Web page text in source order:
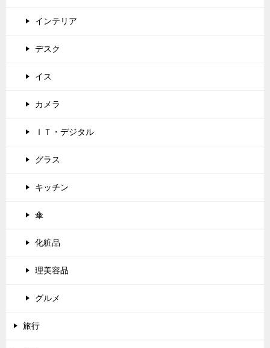
インテリア
デスク
イス
カメラ
ＩＴ・デジタル
グラス
キッチン
傘
化粧品
理美容品
グルメ
旅行